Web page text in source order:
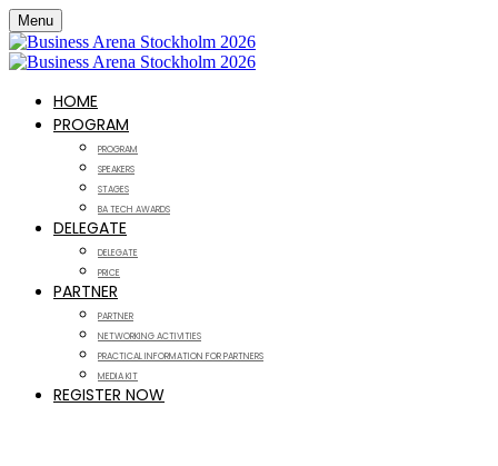
Menu
HOME
PROGRAM
PROGRAM
SPEAKERS
STAGES
BA TECH AWARDS
DELEGATE
DELEGATE
PRICE
PARTNER
PARTNER
NETWORKING ACTIVITIES
PRACTICAL INFORMATION FOR PARTNERS
MEDIA KIT
REGISTER NOW